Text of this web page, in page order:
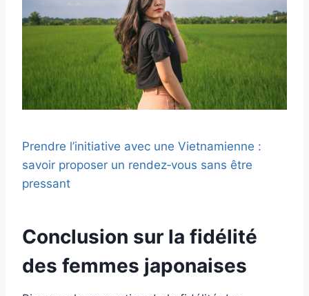
Prendre l’initiative avec une Vietnamienne :
savoir proposer un rendez‑vous sans être
pressant
Conclusion sur la fidélité
des femmes japonaises